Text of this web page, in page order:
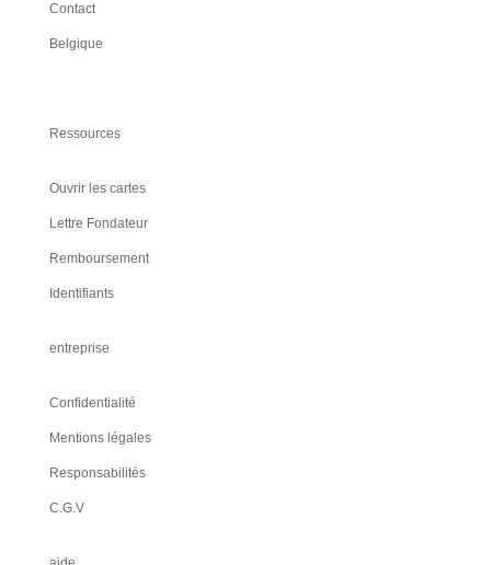
Contact
Belgique
Ressources
Ouvrir les cartes
Lettre Fondateur
Remboursement
Identifiants
entreprise
Confidentialité
Mentions légales
Responsabilités
C.G.V